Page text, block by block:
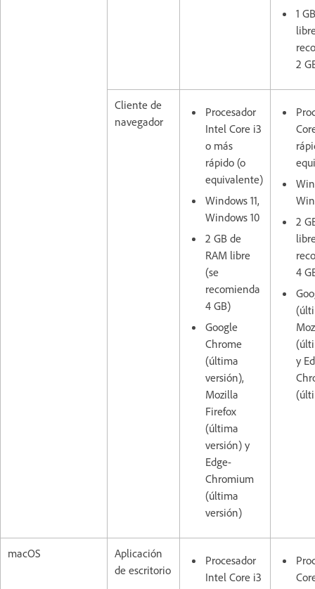
1
2
Cliente de
navegador
Procesador
Intel Core i3
o más
rápido (o
equivalente)
Windows 11,
Windows 10
2 GB de
RAM libre
(se
recomienda
4 GB)
Google
Chrome
(última
versión),
Mozilla
Firefox
(última
versión) y
Edge-
Chromium
(última
versión)
2
4
y
macOS
Aplicación
de escritorio
Procesador
Intel Core i3